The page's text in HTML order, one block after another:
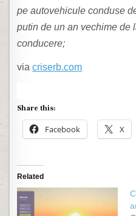
pe autovehicule conduse
putin de un an vechime de
conducere;
viacriserb.com
Share this:
Facebook X
Related